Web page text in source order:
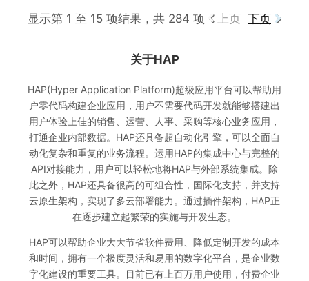
显示第 1 至 15 项结果，共 284 项 上页 下页
关于HAP
HAP(Hyper Application Platform)超级应用平台可以帮助用
户零代码构建企业应用，用户不需要代码开发就能够搭建出
用户体验上佳的销售、运营、人事、采购等核心业务应用，
打通企业内部数据。HAP还具备超自动化引擎，可以全面自
动化复杂和重复的业务流程。运用HAP的集成中心与完整的
API对接能力，用户可以轻松地将HAP与外部系统集成。除
此之外，HAP还具备很高的可组合性，国际化支持，并支持
云原生架构，实现了多云部署能力。通过插件架构，HAP正
在逐步建立起繁荣的实施与开发生态。
HAP可以帮助企业大大节省软件费用、降低定制开发的成本
和时间，拥有一个极度灵活和易用的数字化平台，是企业数
字化建设的重要工具。目前已有上百万用户使用，付费企业